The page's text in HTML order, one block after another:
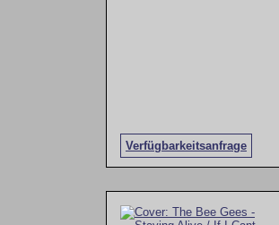
Verfügbarkeitsanfrage